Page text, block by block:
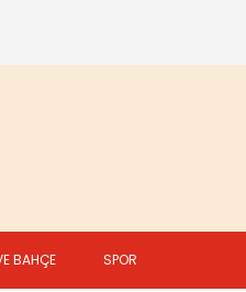
BAHÇE SPOR